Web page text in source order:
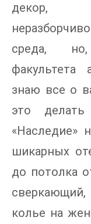
декор,
среда,
факультета
знаю все о
это
«Наследие»
шикарных
до потолка
колье на